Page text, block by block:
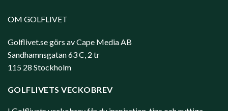
OM GOLFLIVET
Golflivet.se görs av Cape Media AB
Sandhamnsgatan 63 C, 2 tr
115 28 Stockholm
GOLFLIVETS VECKOBREV